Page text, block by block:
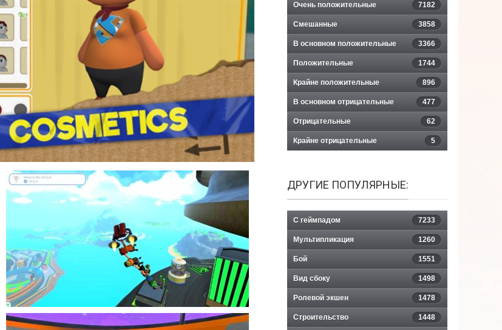
Очень положительные 7182
Смешанные 3858
В основном положительные 3366
Положительные 1744
Крайне положительные 896
В основном отрицательные 477
Отрицательные 62
Крайне отрицательные 5
ДРУГИЕ ПОПУЛЯРНЫЕ:
С геймпадом 7233
Мультипликация 1260
Бой 1551
Вид сбоку 1498
Ролевой экшен 1478
Строительство 1448